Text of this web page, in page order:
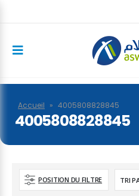
Accueil » 4005808828845
4005808828845
POSITION DU FILTRE